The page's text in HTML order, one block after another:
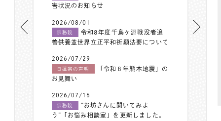
害状況のお知らせ
2026/08/01
宗務院
令和8年度千鳥ヶ淵戦没者追
善供養並世界立正平和祈願法要について
2026/07/29
日蓮宗の声明
「令和８年熊本地震」の
お見舞い
2026/07/16
宗務院
”お坊さんに聞いてみよ
う”「お悩み相談室」を更新しました。